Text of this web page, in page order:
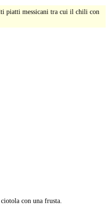
piatti messicani tra cui il chili con
con una frusta.